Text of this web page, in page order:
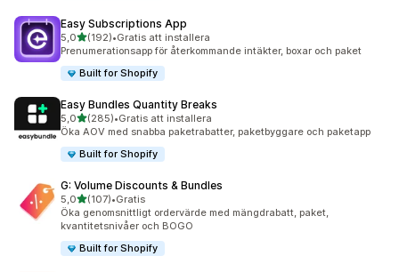
Easy Subscriptions App
5,0av 5 stjärnor
(192)
192 recensioner totalt
•Gratis att installera
Prenumerationsapp för återkommande intäkter, boxar och paket
Built for Shopify
Easy Bundles Quantity Breaks
5,0av 5 stjärnor
(285)
285 recensioner totalt
•Gratis att installera
Öka AOV med snabba paketrabatter, paketbyggare och paketapp
Built for Shopify
G: Volume Discounts & Bundles
5,0av 5 stjärnor
(107)
107 recensioner totalt
•Gratis
Öka genomsnittligt ordervärde med mängdrabatt, paket,
kvantitetsnivåer och BOGO
Built for Shopify